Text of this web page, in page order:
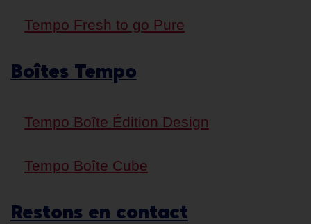
Tempo Fresh to go Pure
Boîtes Tempo
Tempo Boîte Édition Design
Tempo Boîte Cube
Restons en contact